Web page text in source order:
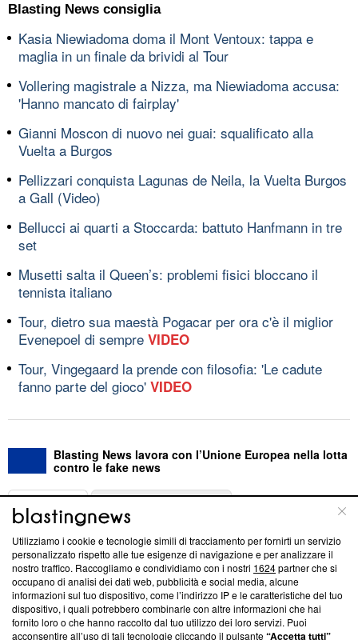
Blasting News consiglia
Kasia Niewiadoma doma il Mont Ventoux: tappa e
maglia in un finale da brividi al Tour
Vollering magistrale a Nizza, ma Niewiadoma accusa:
'Hanno mancato di fairplay'
Gianni Moscon di nuovo nei guai: squalificato alla
Vuelta a Burgos
Pellizzari conquista Lagunas de Neila, la Vuelta Burgos
a Gall (Video)
Bellucci ai quarti a Stoccarda: battuto Hanfmann in tre
set
Musetti salta il Queen’s: problemi fisici bloccano il
tennista italiano
Tour, dietro sua maestà Pogacar per ora c'è il miglior
Evenepoel di sempre VIDEO
Tour, Vingegaard la prende con filosofia: 'Le cadute
fanno parte del gioco' VIDEO
Blasting News lavora con l’Unione Europea nella lotta
contro le fake news
ABOUT
Questa sezione offre informazioni trasparenti su Blasting
News, sui nostri processi editoriali e su come ci impegniamo a
creare news di qualità. Inoltre, afferma la nostra aderenza a
‘Trust Project - News with Integrity’Blasting News non è
ancora membro del programma, ma ha richiesto di farne
parte; Trust Project non ha ancora effettuato una verifica di
Utilizziamo i cookie e tecnologie simili di tracciamento per fornirti un servizio
personalizzato rispetto alle tue esigenze di navigazione e per analizzare il
nostro traffico. Raccogliamo e condividiamo con i nostri 1624partner che si
occupano di analisi dei dati web, pubblicità e social media, alcune
informazioni sul tuo dispositivo, come l’indirizzo IP e le caratteristiche del tuo
dispositivo, i quali potrebbero combinarle con altre informazioni che hai
fornito loro o che hanno raccolto dal tuo utilizzo dei loro servizi. Puoi
acconsentire all’uso di tali tecnologie cliccando il pulsante“Accetta tutti”